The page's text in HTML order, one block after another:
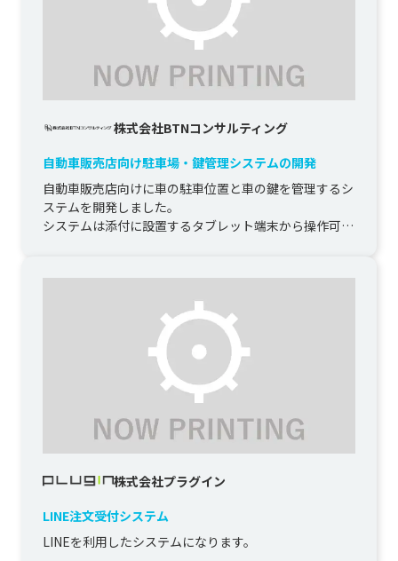
株式会社BTNコンサルティング
自動車販売店向け駐車場・鍵管理システムの開発
自動車販売店向けに車の駐車位置と車の鍵を管理するシ
ステムを開発しました。
システムは添付に設置するタブレット端末から操作可能
株式会社プラグイン
LINE注文受付システム
LINEを利用したシステムになります。